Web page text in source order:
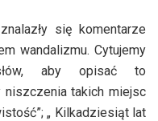
się komentarze
wandalizmu. Cytujemy
aby opisać to
niszczenia takich miejsc
„ Kilkadziesiąt lat